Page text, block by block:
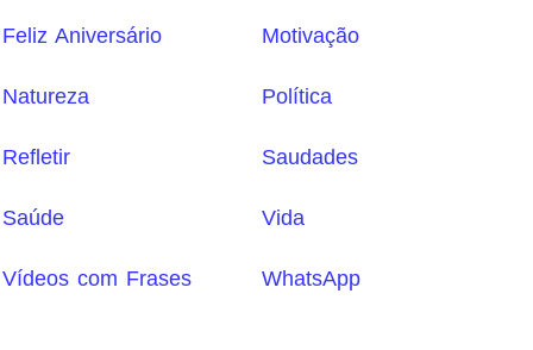
Feliz Aniversário Motivação
Natureza Política
Refletir Saudades
Saúde Vida
Vídeos com Frases WhatsApp